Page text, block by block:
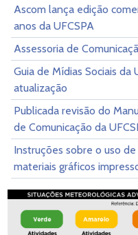
Ascom lança edição
anos da UFCSPA
Assessoria de
Guia de Mídias Sociais da
atualização
Publicada revisão do
de Comunicação da
Instruções sobre o uso
materiais gráficos